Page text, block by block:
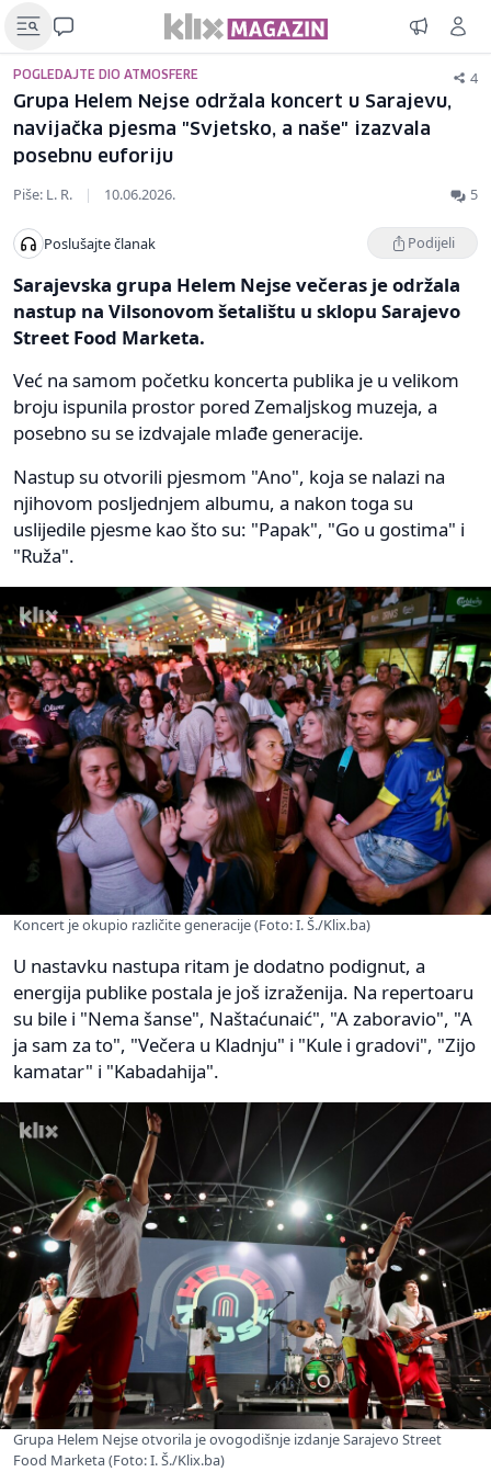
POGLEDAJTE DIO ATMOSFERE 4
Grupa Helem Nejse održala koncert u Sarajevu,
navijačka pjesma "Svjetsko, a naše" izazvala
posebnu euforiju
Piše: L. R. | 10.06.2026. 5
Poslušajte članak Podijeli
Sarajevska grupa Helem Nejse večeras je održala
nastup na Vilsonovom šetalištu u sklopu Sarajevo
Street Food Marketa.
Već na samom početku koncerta publika je u velikom
broju ispunila prostor pored Zemaljskog muzeja, a
posebno su se izdvajale mlađe generacije.
Nastup su otvorili pjesmom "Ano", koja se nalazi na
njihovom posljednjem albumu, a nakon toga su
uslijedile pjesme kao što su: "Papak", "Go u gostima" i
"Ruža".
Koncert je okupio različite generacije (Foto: I. Š./Klix.ba)
U nastavku nastupa ritam je dodatno podignut, a
energija publike postala je još izraženija. Na repertoaru
su bile i "Nema šanse", Naštaćunaić", "A zaboravio", "A
ja sam za to", "Večera u Kladnju" i "Kule i gradovi", "Zijo
kamatar" i "Kabadahija".
Grupa Helem Nejse otvorila je ovogodišnje izdanje Sarajevo Street
Food Marketa (Foto: I. Š./Klix.ba)